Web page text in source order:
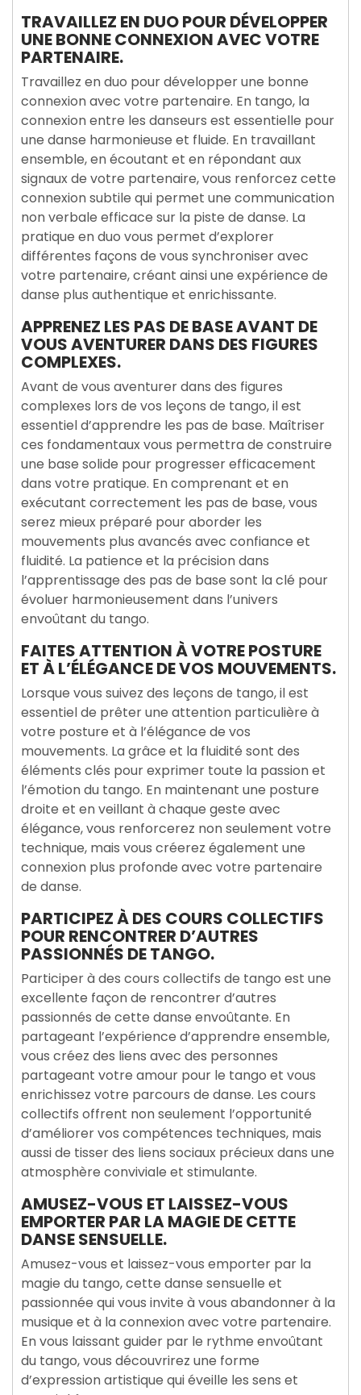
TRAVAILLEZ EN DUO POUR DÉVELOPPER
UNE BONNE CONNEXION AVEC VOTRE
PARTENAIRE.
Travaillez en duo pour développer une bonne
connexion avec votre partenaire. En tango, la
connexion entre les danseurs est essentielle pour
une danse harmonieuse et fluide. En travaillant
ensemble, en écoutant et en répondant aux
signaux de votre partenaire, vous renforcez cette
connexion subtile qui permet une communication
non verbale efficace sur la piste de danse. La
pratique en duo vous permet d’explorer
différentes façons de vous synchroniser avec
votre partenaire, créant ainsi une expérience de
danse plus authentique et enrichissante.
APPRENEZ LES PAS DE BASE AVANT DE
VOUS AVENTURER DANS DES FIGURES
COMPLEXES.
Avant de vous aventurer dans des figures
complexes lors de vos leçons de tango, il est
essentiel d’apprendre les pas de base. Maîtriser
ces fondamentaux vous permettra de construire
une base solide pour progresser efficacement
dans votre pratique. En comprenant et en
exécutant correctement les pas de base, vous
serez mieux préparé pour aborder les
mouvements plus avancés avec confiance et
fluidité. La patience et la précision dans
l’apprentissage des pas de base sont la clé pour
évoluer harmonieusement dans l’univers
envoûtant du tango.
FAITES ATTENTION À VOTRE POSTURE
ET À L’ÉLÉGANCE DE VOS MOUVEMENTS.
Lorsque vous suivez des leçons de tango, il est
essentiel de prêter une attention particulière à
votre posture et à l’élégance de vos
mouvements. La grâce et la fluidité sont des
éléments clés pour exprimer toute la passion et
l’émotion du tango. En maintenant une posture
droite et en veillant à chaque geste avec
élégance, vous renforcerez non seulement votre
technique, mais vous créerez également une
connexion plus profonde avec votre partenaire
de danse.
PARTICIPEZ À DES COURS COLLECTIFS
POUR RENCONTRER D’AUTRES
PASSIONNÉS DE TANGO.
Participer à des cours collectifs de tango est une
excellente façon de rencontrer d’autres
passionnés de cette danse envoûtante. En
partageant l’expérience d’apprendre ensemble,
vous créez des liens avec des personnes
partageant votre amour pour le tango et vous
enrichissez votre parcours de danse. Les cours
collectifs offrent non seulement l’opportunité
d’améliorer vos compétences techniques, mais
aussi de tisser des liens sociaux précieux dans une
atmosphère conviviale et stimulante.
AMUSEZ-VOUS ET LAISSEZ-VOUS
EMPORTER PAR LA MAGIE DE CETTE
DANSE SENSUELLE.
Amusez-vous et laissez-vous emporter par la
magie du tango, cette danse sensuelle et
passionnée qui vous invite à vous abandonner à la
musique et à la connexion avec votre partenaire.
En vous laissant guider par le rythme envoûtant
du tango, vous découvrirez une forme
d’expression artistique qui éveille les sens et